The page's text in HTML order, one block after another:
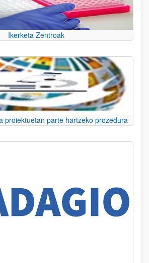
Ikerketa Zentroak
proiektuetan parte hartzeko prozedura